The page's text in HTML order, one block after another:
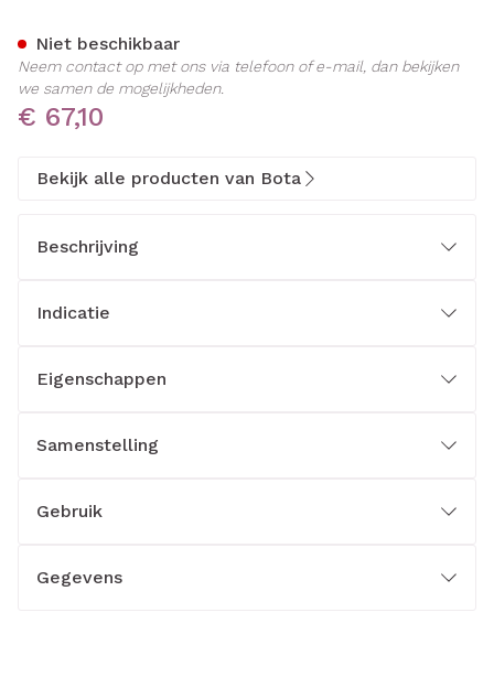
€ 67,10
Niet beschikbaar
Neem contact op met ons via telefoon of e-mail, dan bekijken
we samen de mogelijkheden.
Bekijk alle producten van Bota
Beschrijving
Indicatie
Eigenschappen
Samenstelling
Gebruik
Gegevens